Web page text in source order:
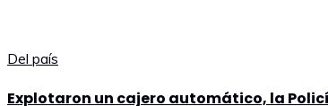
Del país
Explotaron un cajero automático, la